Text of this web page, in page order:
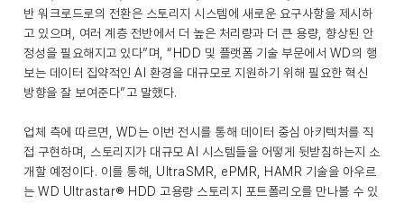
반 워크로드로의 전환은 스토리지 시스템에 새로운 요구사항을 제시하
고 있으며, 여러 계층 전반에서 더 높은 처리량과 더 큰 용량, 향상된 안
정성을 필요해지고 있다”며, “HDD 및 플랫폼 기술 부문에서 WD의 행
보는 데이터 집약적인 AI 환경을 대규모로 지원하기 위해 필요한 혁신
방향을 잘 보여준다”고 말했다.
업체 측에 따르면, WD는 이번 전시를 통해 데이터 중심 아키텍처를 직
접 구현하며, 스토리지가 대규모 AI 시스템들을 어떻게 뒷받침하는지 소
개할 예정이다. 이를 통해, UltraSMR, ePMR, HAMR 기술을 아우르
는 WD Ultrastar® HDD 고용량 스토리지 포트폴리오를 만나볼 수 있